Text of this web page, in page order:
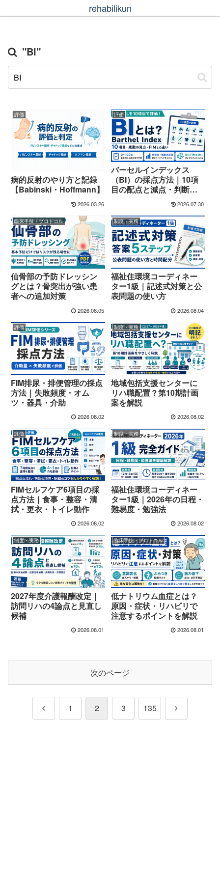
rehabilikun
"BI"
評価
病的反射のやり方と記録
【Babinski・Hoffmann】
2026.03.26
評価
バーセルインデックス
（BI）の採点方法｜10項
目の配点と減点・判断ポ
2026.07.30
臨床手技・プロトコル
仙骨部の予防ドレッシン
グとは？骨突出が強い患
者への追加対策
2026.08.05
制度・実務
福祉住環境コーディネー
ター1級｜記述式対策と公
表問題の使い方
2026.08.04
評価
FIM排尿・排便管理の採点
方法｜失敗頻度・オム
ツ・器具・介助
2026.08.02
制度・実務
地域包括支援センターに
リハ職配置？第10期計画
案を解説
2026.08.02
評価
FIMセルフケア6項目の採
点方法｜食事・整容・清
拭・更衣・トイレ動作
2026.08.02
制度・実務
福祉住環境コーディネー
ター1級｜2026年の日程・
難易度・勉強法
2026.08.02
制度・実務
2027年度介護報酬改定｜
訪問リハの4論点と見直し
候補
2026.08.01
臨床手技・プロトコル
低ナトリウム血症とは？
原因・症状・リハビリで
注意するポイントを解説
2026.08.01
次のページ
前
1 2 3 135
次